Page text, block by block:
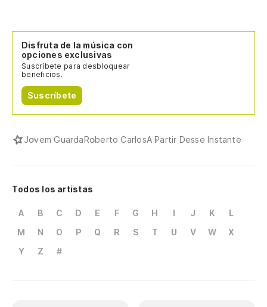
Disfruta de la música con
opciones exclusivas
Suscríbete para desbloquear
beneficios.
Suscríbete
Jovem GuardaRoberto CarlosA Partir Desse Instante
Todos los artistas
A B C D E F G H I J K
L
M
N O P Q R S T U V W
X
Y
Z #